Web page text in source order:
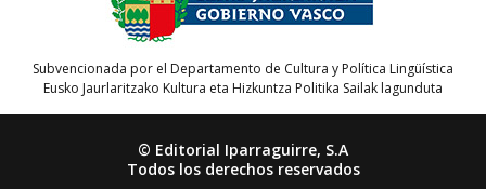
Subvencionada por el Departamento de Cultura y Política Lingüística
Eusko Jaurlaritzako Kultura eta Hizkuntza Politika Sailak lagunduta
© Editorial Iparraguirre, S.A
Todos los derechos reservados